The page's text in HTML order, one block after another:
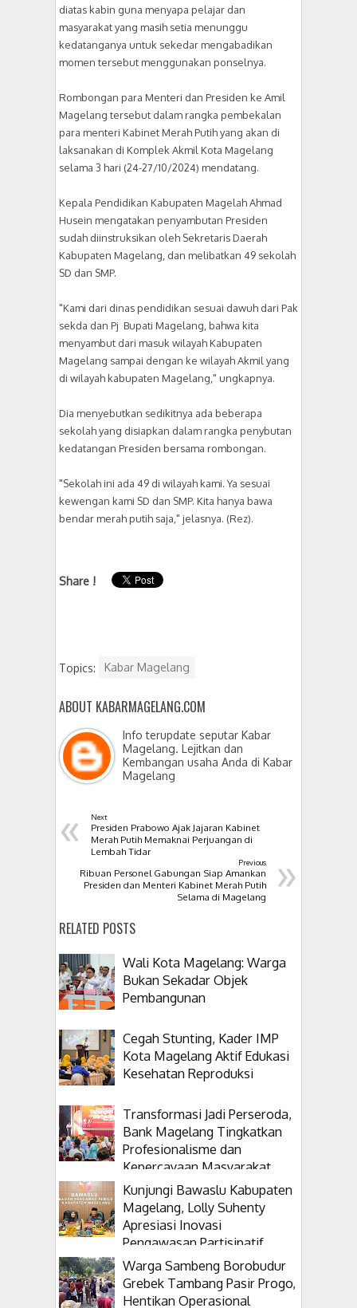
diatas kabin guna menyapa pelajar dan
masyarakat yang masih setia menunggu
kedatanganya untuk sekedar mengabadikan
momen tersebut menggunakan ponselnya.
Rombongan para Menteri dan Presiden ke Amil
Magelang tersebut dalam rangka pembekalan
para menteri Kabinet Merah Putih yang akan di
laksanakan di Komplek Akmil Kota Magelang
selama 3 hari (24-27/10/2024) mendatang.
Kepala Pendidikan Kabupaten Magelah Ahmad
Husein mengatakan penyambutan Presiden
sudah diinstruksikan oleh Sekretaris Daerah
Kabupaten Magelang, dan melibatkan 49 sekolah
SD dan SMP.
"Kami dari dinas pendidikan sesuai dawuh dari Pak
sekda dan Pj Bupati Magelang, bahwa kita
menyambut dari masuk wilayah Kabupaten
Magelang sampai dengan ke wilayah Akmil yang
di wilayah kabupaten Magelang," ungkapnya.
Dia menyebutkan sedikitnya ada beberapa
sekolah yang disiapkan dalam rangka penybutan
kedatangan Presiden bersama rombongan.
"Sekolah ini ada 49 di wilayah kami. Ya sesuai
kewengan kami SD dan SMP. Kita hanya bawa
bendar merah putih saja," jelasnya. (Rez).
Share !
Topics: Kabar Magelang
ABOUT KABARMAGELANG.COM
Info terupdate seputar Kabar
Magelang. Lejitkan dan
Kembangan usaha Anda di Kabar
Magelang
« Next
Presiden Prabowo Ajak Jajaran Kabinet
Merah Putih Memaknai Perjuangan di
Lembah Tidar
»
Previous
Ribuan Personel Gabungan Siap Amankan
Presiden dan Menteri Kabinet Merah Putih
Selama di Magelang
RELATED POSTS
Wali Kota Magelang: Warga
Bukan Sekadar Objek
Pembangunan
Cegah Stunting, Kader IMP
Kota Magelang Aktif Edukasi
Kesehatan Reproduksi
Transformasi Jadi Perseroda,
Bank Magelang Tingkatkan
Profesionalisme dan
Kepercayaan Masyarakat
Kunjungi Bawaslu Kabupaten
Magelang, Lolly Suhenty
Apresiasi Inovasi
Pengawasan Partisipatif
Warga Sambeng Borobudur
Grebek Tambang Pasir Progo,
Hentikan Operasional